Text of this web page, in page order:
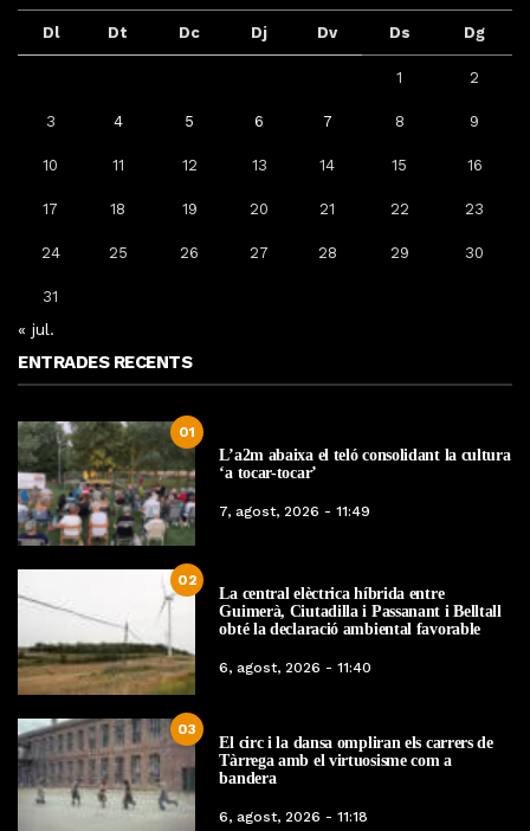
Dl Dt Dc Dj Dv Ds Dg
1 2
3 4 5 6 7 8 9
10 11 12 13 14 15 16
17 18 19 20 21 22 23
24 25 26 27 28 29 30
31
« jul.
ENTRADES RECENTS
01
L’a2m abaixa el teló consolidant la cultura
‘a tocar-tocar’
7, agost, 2026 - 11:49
02
La central elèctrica híbrida entre
Guimerà, Ciutadilla i Passanant i Belltall
obté la declaració ambiental favorable
6, agost, 2026 - 11:40
03
El circ i la dansa ompliran els carrers de
Tàrrega amb el virtuosisme com a
bandera
6, agost, 2026 - 11:18